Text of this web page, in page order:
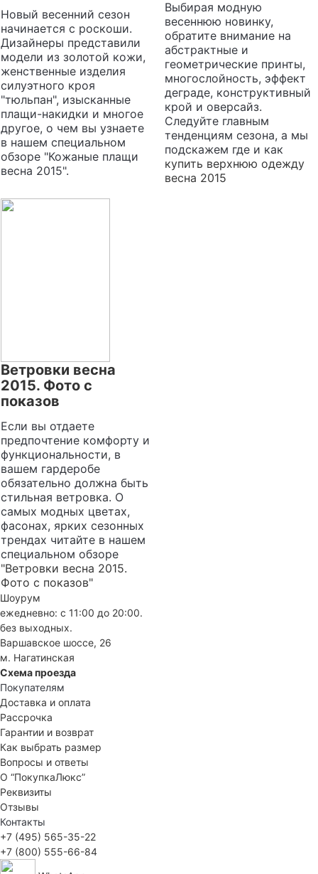
Новый весенний сезон
начинается с роскоши.
Дизайнеры представили
модели из золотой кожи,
женственные изделия
силуэтного кроя
"тюльпан", изысканные
плащи-накидки и многое
другое, о чем вы узнаете
в нашем специальном
обзоре "Кожаные плащи
весна 2015".
Выбирая модную
весеннюю новинку,
обратите внимание на
абстрактные и
геометрические принты,
многослойность, эффект
деграде, конструктивный
крой и оверсайз.
Следуйте главным
тенденциям сезона, а мы
подскажем где и как
купить верхнюю одежду
весна 2015
Ветровки весна
2015. Фото с
показов
Если вы отдаете
предпочтение комфорту и
функциональности, в
вашем гардеробе
обязательно должна быть
стильная ветровка. О
самых модных цветах,
фасонах, ярких сезонных
трендах читайте в нашем
специальном обзоре
"Ветровки весна 2015.
Фото с показов"
Шоурум
ежедневно: с 11:00 до 20:00.
без выходных.
Варшавское шоссе, 26
м. Нагатинская
Схема проезда
Покупателям
Доставка и оплата
Рассрочка
Гарантии и возврат
Как выбрать размер
Вопросы и ответы
О “ПокупкаЛюкс”
Реквизиты
Отзывы
Контакты
+7 (495) 565-35-22
+7 (800) 555-66-84